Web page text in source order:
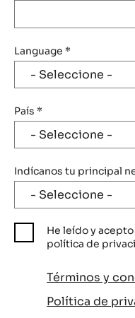
Language *
País *
Indícanos tu principal
He leído y
política de
Términos y
Política de